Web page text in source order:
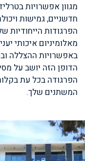
מגוון אפשרויות
חדשניים, גמישות
הפרגודות הייחודיות
מאלומיניום איכותי
באפשרויות ההצללה
הדופן הזה יושב על
הפרגודה בכל עת
המשתנים שלך.